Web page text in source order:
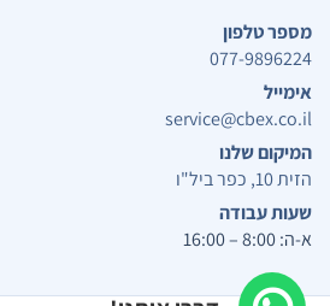
מספר טלפון
077-9896224
אימייל
service@cbex.co.il
המיקום שלנו
הזית 10, כפר ביל"ו
שעות עבודה
א-ה: 8:00 – 16:00